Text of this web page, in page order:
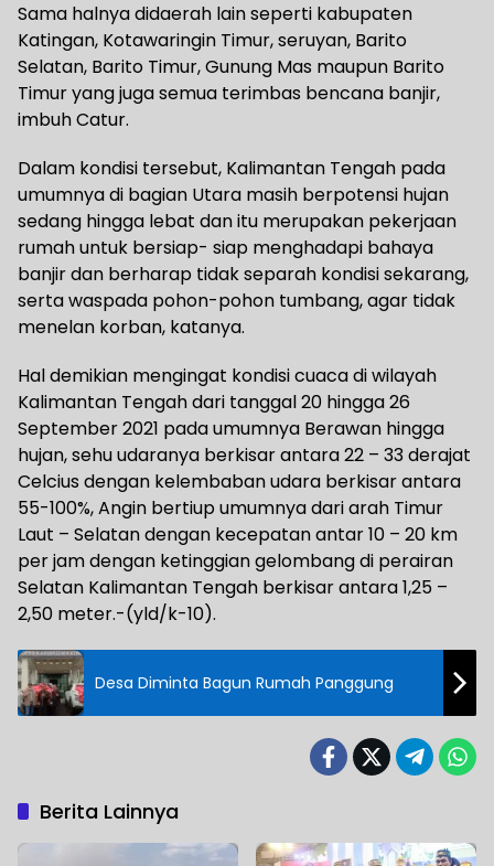
Sama halnya didaerah lain seperti kabupaten
Katingan, Kotawaringin Timur, seruyan, Barito
Selatan, Barito Timur, Gunung Mas maupun Barito
Timur yang juga semua terimbas bencana banjir,
imbuh Catur.
Dalam kondisi tersebut, Kalimantan Tengah pada
umumnya di bagian Utara masih berpotensi hujan
sedang hingga lebat dan itu merupakan pekerjaan
rumah untuk bersiap- siap menghadapi bahaya
banjir dan berharap tidak separah kondisi sekarang,
serta waspada pohon-pohon tumbang, agar tidak
menelan korban, katanya.
Hal demikian mengingat kondisi cuaca di wilayah
Kalimantan Tengah dari tanggal 20 hingga 26
September 2021 pada umumnya Berawan hingga
hujan, sehu udaranya berkisar antara 22 – 33 derajat
Celcius dengan kelembaban udara berkisar antara
55-100%, Angin bertiup umumnya dari arah Timur
Laut – Selatan dengan kecepatan antar 10 – 20 km
per jam dengan ketinggian gelombang di perairan
Selatan Kalimantan Tengah berkisar antara 1,25 –
2,50 meter.-(yld/k-10).
Desa Diminta Bagun Rumah Panggung
Berita Lainnya